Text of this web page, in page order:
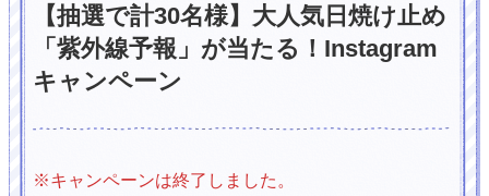
【抽選で計30名様】大人気日焼け止め
「紫外線予報」が当たる！Instagram
キャンペーン
※キャンペーンは終了しました。